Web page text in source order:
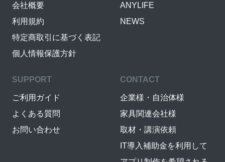
会社概要
利用規約
特定商取引に基づく表記
個人情報保護方針
ANYLIFE
NEWS
SUPPORT
ご利用ガイド
よくある質問
お問い合わせ
CONTACT
企業様・自治体様
家具関連会社様
取材・講演依頼
IT導入補助金を利用して